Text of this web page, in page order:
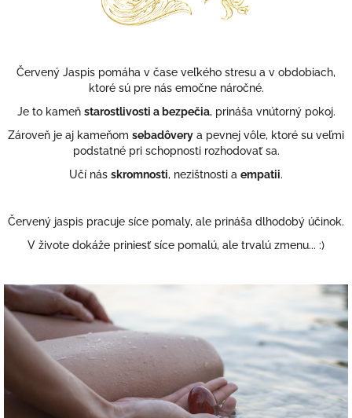
Červený Jaspis pomáha v čase veľkého stresu a v obdobiach,
ktoré sú pre nás emočne náročné.
Je to kameň starostlivosti a bezpečia, prináša vnútorný pokoj.
Zároveň je aj kameňom sebadôvery a pevnej vôle, ktoré su veľmi
podstatné pri schopnosti rozhodovať sa.
Učí nás skromnosti, nezištnosti a empatii.
Červený jaspis pracuje síce pomaly, ale prináša dlhodobý účinok.
V živote dokáže priniesť síce pomalú, ale trvalú zmenu... :)